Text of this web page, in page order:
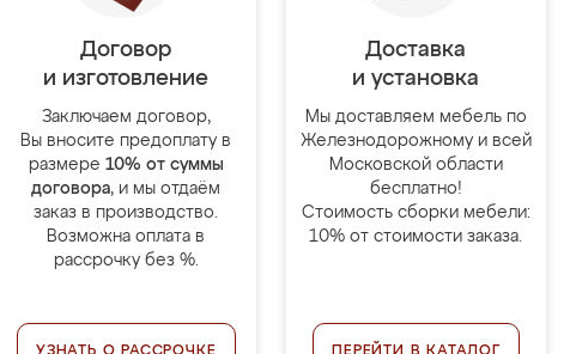
Договор
и изготовление
Заключаем договор,
Вы вносите предоплату в
размере 10% от суммы
договора, и мы отдаём
заказ в производство.
Возможна оплата в
рассрочку без %.
Доставка
и установка
Мы доставляем мебель по
Железнодорожному и всей
Московской области
бесплатно!
Стоимость сборки мебели:
10% от стоимости заказа.